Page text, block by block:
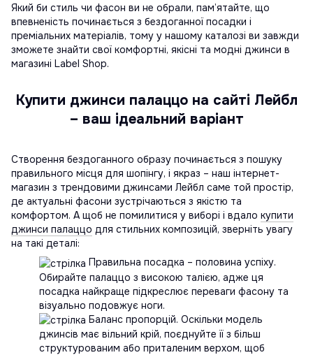
Який би стиль чи фасон ви не обрали, пам’ятайте, що
впевненість починається з бездоганної посадки і
преміальних матеріалів, тому у нашому каталозі ви завжди
зможете знайти свої комфортні, якісні та модні джинси в
магазині Label Shop.
Купити джинси палаццо на сайті Лейбл
– ваш ідеальний варіант
Створення бездоганного образу починається з пошуку
правильного місця для шопінгу, і якраз – наш інтернет-
магазин з трендовими джинсами Лейбл саме той простір,
де актуальні фасони зустрічаються з якістю та
комфортом. А щоб не помилитися у виборі і вдало купити
джинси палаццо для стильних композицій, зверніть увагу
на такі деталі:
Правильна посадка – половина успіху.
Обирайте палаццо з високою талією, адже ця
посадка найкраще підкреслює переваги фасону та
візуально подовжує ноги.
Баланс пропорцій. Оскільки модель
джинсів має вільний крій, поєднуйте її з більш
структурованим або приталеним верхом, щоб